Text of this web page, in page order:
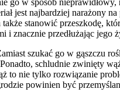
jest najbardziej
stanowić przeszkodę,
przedłużając jego
szukać go w gąszczu
schludnie zwinięty
nie tylko rozwiązanie
powinien być